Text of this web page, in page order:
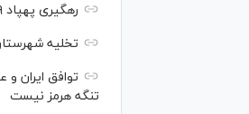
رهگیری پهپاد MQ۹ بر فراز تنگه هرمز
تخلیه
توافق ایران
تنگه هرمز نیست